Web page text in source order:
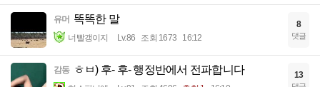
유머 똑똑한 말
너빨갱이지 Lv.86 조회 1673 16:12
8
댓글
감동 ㅎㅂ) 후- 후- 행정반에서 전파합니다 13